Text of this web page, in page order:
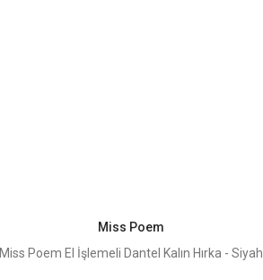
Miss Poem
Miss Poem El İşlemeli Dantel Kalın Hırka - Siyah